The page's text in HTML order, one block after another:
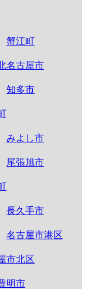
蟹江町
名古屋市
知多市
みよし市
尾張旭市
長久手市
名古屋市港区
市北区
明市